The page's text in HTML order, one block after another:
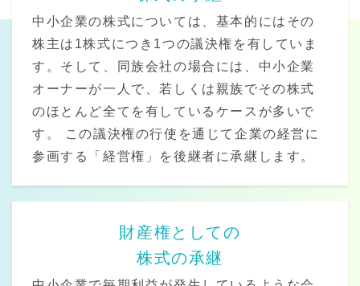
中小企業の株式については、基本的にはその
株主は1株式につき1つの議決権を有していま
す。そして、同族会社の場合には、中小企業
オーナーが一人で、若しくは親族でその株式
のほとんど全てを有しているケースが多いで
す。 この議決権の行使を通じて企業の経営に
参画する「経営権」を後継者に承継します。
財産権としての
株式の承継